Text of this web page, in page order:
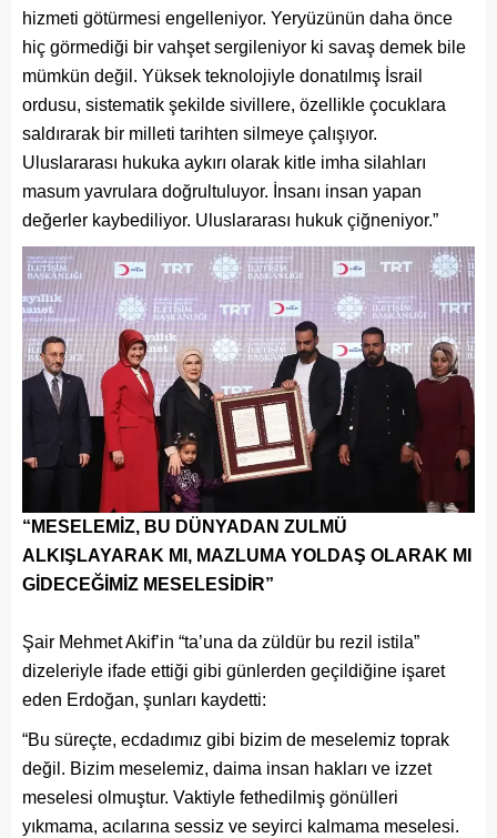
hizmeti götürmesi engelleniyor. Yeryüzünün daha önce
hiç görmediği bir vahşet sergileniyor ki savaş demek bile
mümkün değil. Yüksek teknolojiyle donatılmış İsrail
ordusu, sistematik şekilde sivillere, özellikle çocuklara
saldırarak bir milleti tarihten silmeye çalışıyor.
Uluslararası hukuka aykırı olarak kitle imha silahları
masum yavrulara doğrultuluyor. İnsanı insan yapan
değerler kaybediliyor. Uluslararası hukuk çiğneniyor.”
“MESELEMİZ, BU DÜNYADAN ZULMÜ
ALKIŞLAYARAK MI, MAZLUMA YOLDAŞ OLARAK MI
GİDECEĞİMİZ MESELESİDİR”
Şair Mehmet Akif’in “ta’una da züldür bu rezil istila”
dizeleriyle ifade ettiği gibi günlerden geçildiğine işaret
eden Erdoğan, şunları kaydetti:
“Bu süreçte, ecdadımız gibi bizim de meselemiz toprak
değil. Bizim meselemiz, daima insan hakları ve izzet
meselesi olmuştur. Vaktiyle fethedilmiş gönülleri
yıkmama, acılarına sessiz ve seyirci kalmama meselesi.